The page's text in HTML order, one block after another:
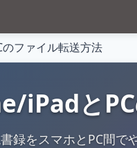
ファイル転送方法
iPadと
録をスマホとPC間で